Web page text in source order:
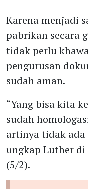
Karena menjadi
pabrikan secara
tidak perlu
pengurusan
sudah aman.
“Yang bisa kita
sudah
artinya tidak ada
ungkap Luther di
(5/2).